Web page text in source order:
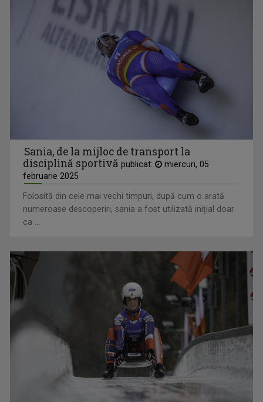
Sania, de la mijloc de transport la
disciplină sportivă publicat:
miercuri, 05
februarie 2025
Folosită din cele mai vechi timpuri, după cum o arată
numeroase descoperiri, sania a fost utilizată inițial doar
ca ...